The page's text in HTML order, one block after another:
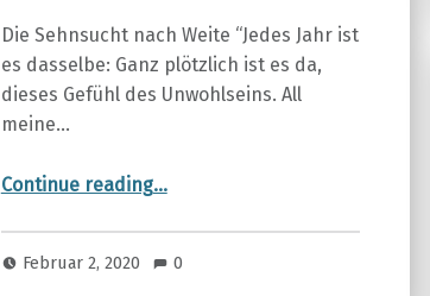
Die Sehnsucht nach Weite “Jedes Jahr ist
es dasselbe: Ganz plötzlich ist es da,
dieses Gefühl des Unwohlseins. All
meine…
Continue reading“Island – Unterwegs zwischen Feuer und Eis”
…
Februar 2, 2020 0